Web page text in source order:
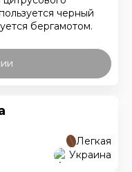
черный
бергамотом.
Легкая
Украина